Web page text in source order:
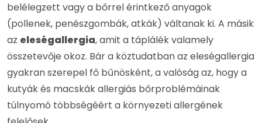
belélegzett vagy a bőrrel érintkező anyagok
(pollenek, penészgombák, atkák) váltanak ki. A másik
az eleségallergia, amit a táplálék valamely
összetevője okoz. Bár a köztudatban az eleségallergia
gyakran szerepel fő bűnösként, a valóság az, hogy a
kutyák és macskák allergiás bőrproblémáinak
túlnyomó többségéért a környezeti allergének